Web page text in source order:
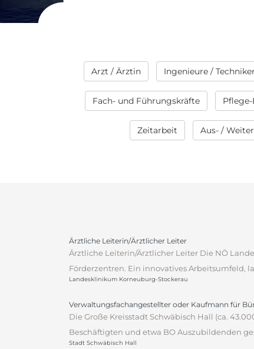
Arzt / Ärztin Ingenieure / Techniker
Fach- und Führungskräfte
Zeitarbeit Aus- /
Ärztliche Leiterin/Ärztlicher Leiter
Ärztliche Leiterin/Ärztlicher Leiter Die NÖ
Förderzentren. Ein innovatives Arbeitsumfeld,
Landesklinikum Korneuburg-Stockerau
Verwaltungsfachangestellter oder Kaufmann für
Die Große Kreisstadt Schwäbisch Hall (ca.
Beschäftigten und etwa BO Auszubildenden
Stadt Schwäbisch Hall